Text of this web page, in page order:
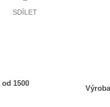
SDÍLET
1500